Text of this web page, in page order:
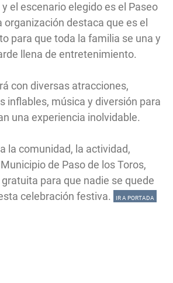
el escenario elegido es el Paseo
organización destaca que es el
para que toda la familia se una y
llena de entretenimiento.
con diversas atracciones,
inflables, música y diversión para
una experiencia inolvidable.
la comunidad, la actividad,
de Paso de los Toros,
para que nadie se quede
celebración festiva.
IR A PORTADA